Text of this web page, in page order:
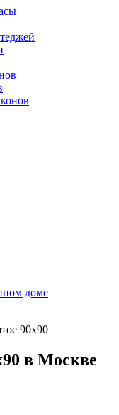
доме
90x90
в Москве